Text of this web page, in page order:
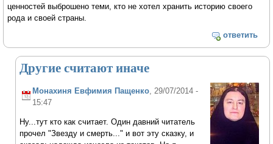
ценностей выброшено теми, кто не хотел хранить историю своего
рода и своей страны.
ответить
Другие считают иначе
Монахиня Евфимия Пащенко , 29/07/2014 -
15:47
Ну...тут кто как считает. Один давний читатель
прочел "Звезду и смерть..." и вот эту сказку, и